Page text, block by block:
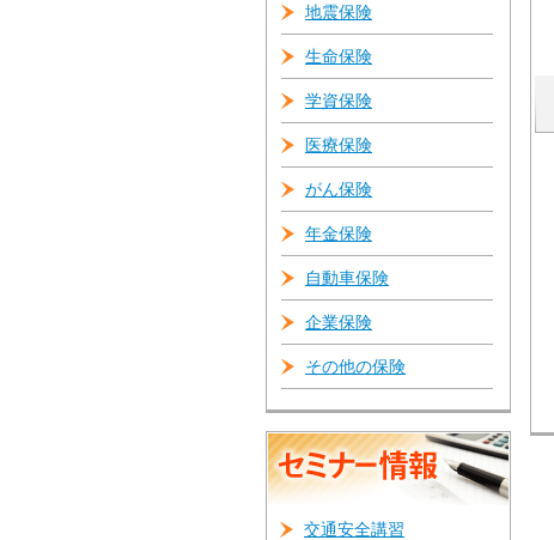
地震保険
生命保険
学資保険
医療保険
がん保険
年金保険
自動車保険
企業保険
その他の保険
交通安全講習